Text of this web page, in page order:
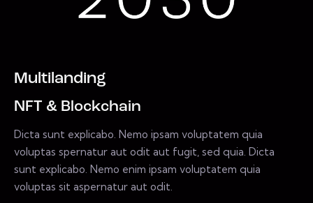
Multilanding
NFT & Blockchain
Dicta sunt explicabo. Nemo ipsam voluptatem quia
voluptas spernatur aut odit aut fugit, sed quia. Dicta
sunt explicabo. Nemo enim ipsam voluptatem quia
voluptas sit aspernatur aut odit.